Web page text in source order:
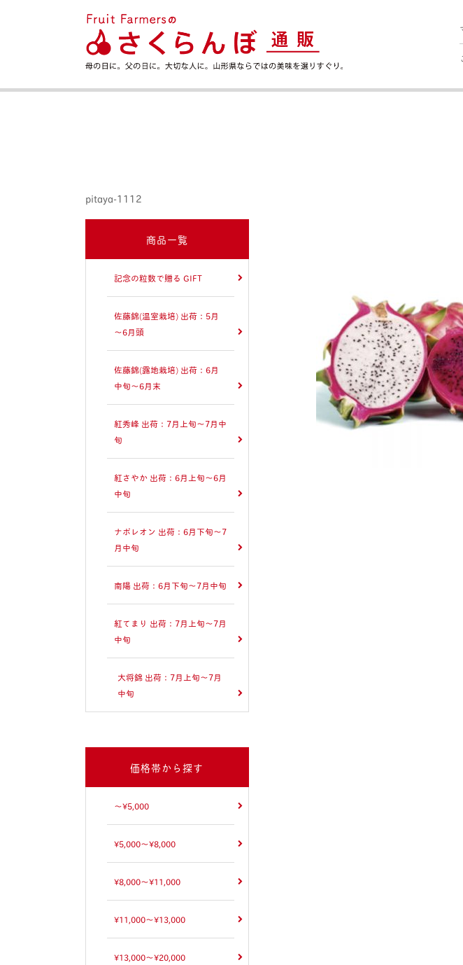
pitaya-1112
商品一覧
記念の粒数で贈る GIFT
佐藤錦(温室栽培) 出荷：5月
～6月頭
佐藤錦(露地栽培) 出荷：6月
中旬～6月末
紅秀峰 出荷：7月上旬～7月中
旬
紅さやか 出荷：6月上旬～6月
中旬
ナポレオン 出荷：6月下旬～7
月中旬
南陽 出荷：6月下旬～7月中旬
紅てまり 出荷：7月上旬～7月
中旬
大将錦 出荷：7月上旬～7月
中旬
価格帯から探す
～¥5,000
¥5,000～¥8,000
¥8,000～¥11,000
¥11,000～¥13,000
¥13,000～¥20,000